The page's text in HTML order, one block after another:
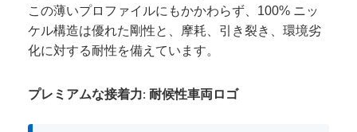
この薄いプロファイルにもかかわらず、100% ニッ
ケル構造は優れた剛性と、摩耗、引き裂き、環境劣
化に対する耐性を備えています。
プレミアムな接着力: 耐候性車両ロゴ